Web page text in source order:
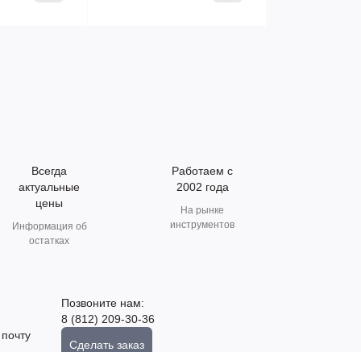
Всегда
актуальные
цены
Информация об
остатках
Работаем с
2002 года
На рынке
инструментов
Позвоните нам:
8 (812) 209-30-36
Сделать заказ